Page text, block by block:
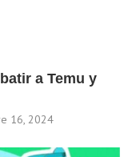
a Temu y
16, 2024